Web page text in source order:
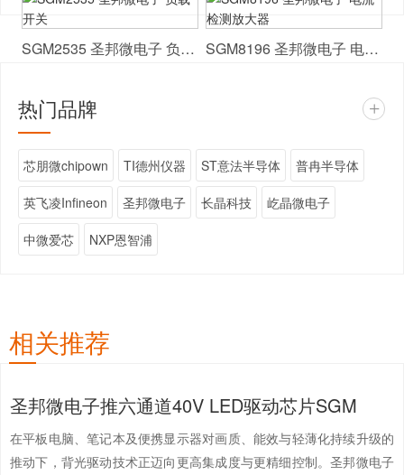
SGM2535 圣邦微电子 负载开关 SGM8196 圣邦微电子 电流检测放大器
热门品牌 +
芯朋微chipown TI德州仪器 ST意法半导体 普冉半导体
英飞凌Infineon 圣邦微电子 长晶科技 屹晶微电子
中微爱芯 NXP恩智浦
相关推荐
圣邦微电子推六通道40V LED驱动芯片SGM
在平板电脑、笔记本及便携显示器对画质、能效与轻薄化持续升级的
推动下，背光驱动技术正迈向更高集成度与更精细控制。圣邦微电子